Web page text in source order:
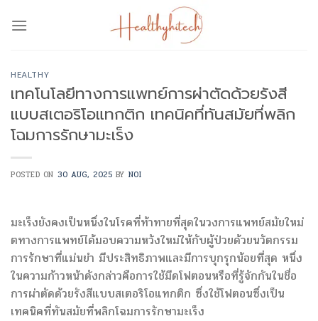
HEALTHY
เทคโนโลยีทางการแพทย์การผ่าตัดด้วยรังสี
แบบสเตอริโอแทกติก เทคนิคที่ทันสมัยที่พลิก
โฉมการรักษามะเร็ง
POSTED ON 30 AUG, 2025 BY NOI
มะเร็งยังคงเป็นหนึ่งในโรคที่ท้าทายที่สุดในวงการแพทย์สมัยใหม่
ตทางการแพทย์ได้มอบความหวังใหม่ให้กับผู้ป่วยด้วยนวัตกรรม
การรักษาที่แม่นยำ มีประสิทธิภาพและมีการบุกรุกน้อยที่สุด หนึ่ง
ในความก้าวหน้าดังกล่าวคือการใช้มีดโฟตอนหรือที่รู้จักกันในชื่อ
การผ่าตัดด้วยรังสีแบบสเตอริโอแทกติก ซึ่งใช้โฟตอนซึ่งเป็น
เทคนิคที่ทันสมัยที่พลิกโฉมการรักษามะเร็ง